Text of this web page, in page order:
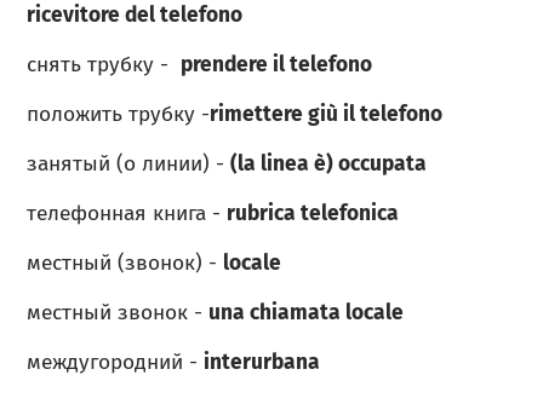
ricevitore del telefono
снять трубку - prendere il telefono
положить трубку -rimettere giù il telefono
занятый (о линии) -(la linea è) occupata
телефонная книга - rubrica telefonica
местный (звонок) - locale
местный звонок - una chiamata locale
междугородний - interurbana